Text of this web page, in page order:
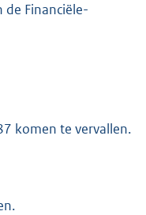
Financiële-
komen te vervallen.